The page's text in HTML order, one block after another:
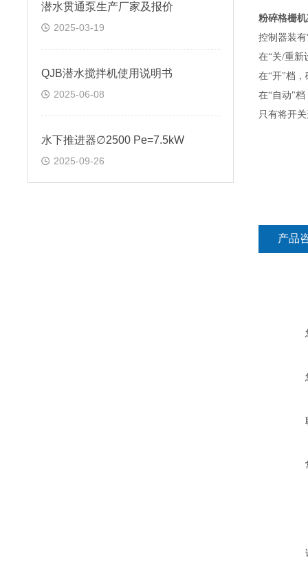
潜水贯通泵生产厂家及报价
2025-03-19
QJB潜水搅拌机使用说明书
2025-06-08
水下推进器∅2500 Pe=7.5kW
2025-09-26
粉碎格栅
控制器装
在“关/重新
在“开"档，
在“自动"档
只有将开
产品